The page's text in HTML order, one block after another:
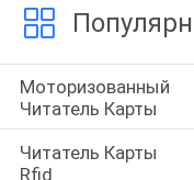
Моторизованный
Читатель Карты
Читатель Карты
Rfid